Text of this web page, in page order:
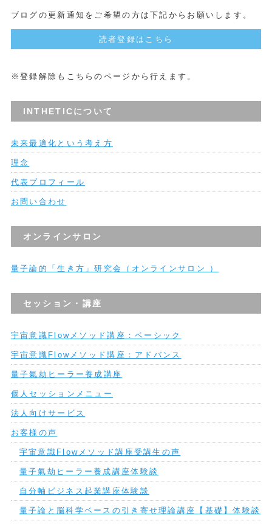
ブログの更新通知をご希望の方は下記からお願いします。
読者登録はこちら
※登録解除もこちらのページから行えます。
INTHETICについて
未来最適化という考え方
理念
代表プロフィール
お問い合わせ
オンラインサロン
量子論的「生き方」研究会（オンラインサロン ）
セッション・講座
宇宙意識Flowメソッド講座：ベーシック
宇宙意識Flowメソッド講座：アドバンス
量子氣劫ヒーラー養成講座
個人セッションメニュー
法人向けサービス
お客様の声
宇宙意識Flowメソッド講座受講生の声
量子氣劫ヒーラー養成講座体験談
自分軸ビジネス起業講座体験談
量子論と脳科学ベースの引き寄せ理論講座【基礎】体験談